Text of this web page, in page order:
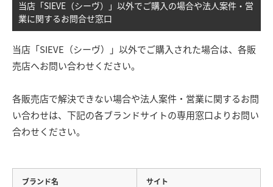
当店「SIEVE（シーヴ）」以外でご購入の場合や法人案件・営
業に関するお問合せ窓口
当店「SIEVE（シーヴ）」以外でご購入された場合は、各販
売店へお問い合わせください。
各販売店で解決できない場合や法人案件・営業に関するお問
い合わせは、下記の各ブランドサイトの専用窓口よりお問い
合わせください。
ブランド名 サイト